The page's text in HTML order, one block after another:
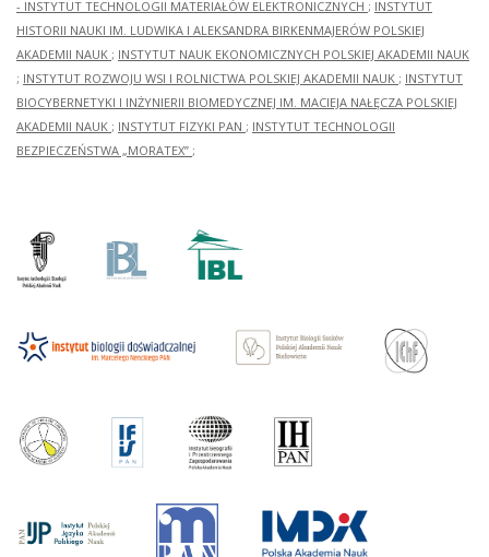
- INSTYTUT TECHNOLOGII MATERIAŁÓW ELEKTRONICZNYCH ; INSTYTUT
HISTORII NAUKI IM. LUDWIKA I ALEKSANDRA BIRKENMAJERÓW POLSKIEJ
AKADEMII NAUK ; INSTYTUT NAUK EKONOMICZNYCH POLSKIEJ AKADEMII NAUK
; INSTYTUT ROZWOJU WSI I ROLNICTWA POLSKIEJ AKADEMII NAUK ; INSTYTUT
BIOCYBERNETYKI I INŻYNIERII BIOMEDYCZNEJ IM. MACIEJA NAŁĘCZA POLSKIEJ
AKADEMII NAUK ; INSTYTUT FIZYKI PAN ; INSTYTUT TECHNOLOGII
BEZPIECZEŃSTWA „MORATEX” ;